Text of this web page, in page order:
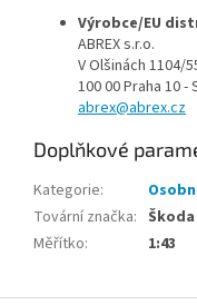
Výrobce/EU
ABREX s.r.o.
V Olšinách 1104/
100 00 Praha 10
abrex@abrex.cz
Doplňkové
Kategorie:
Tovární značka: Škoda
Měřítko: 1:43